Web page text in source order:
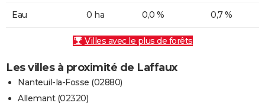
Eau 0 ha 0,0 % 0,7 %
Villes avec le plus de forêts
Les villes à proximité de Laffaux
Nanteuil-la-Fosse (02880)
Allemant (02320)